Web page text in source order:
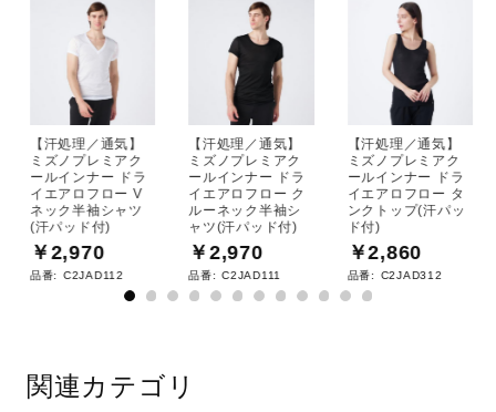
【汗処理／通気】
ミズノプレミアク
ールインナー ドラ
イエアロフロー V
ネック半袖シャツ
(汗パッド付)
￥2,970
品番: C2JAD112
【汗処理／通気】
ミズノプレミアク
ールインナー ドラ
イエアロフロー ク
ルーネック半袖シ
ャツ(汗パッド付)
￥2,970
品番: C2JAD111
【汗処理／通気】
ミズノプレミアク
ールインナー ドラ
イエアロフロー タ
ンクトップ(汗パッ
ド付)
￥2,860
品番: C2JAD312
関連カテゴリ